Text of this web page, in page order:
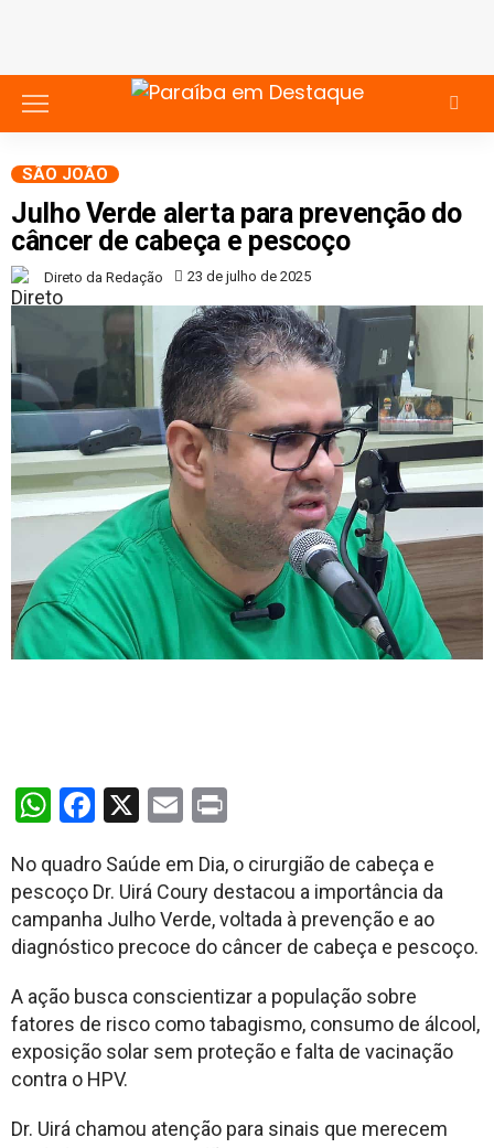
SÃO JOÃO
Julho Verde alerta para prevenção do
câncer de cabeça e pescoço
Direto da Redação 23 de julho de 2025
WhatsApp
Facebook
X Email
No quadro Saúde em Dia, o cirurgião de cabeça e
pescoço Dr. Uirá Coury destacou a importância da
campanha Julho Verde, voltada à prevenção e ao
diagnóstico precoce do câncer de cabeça e pescoço.
A ação busca conscientizar a população sobre
fatores de risco como tabagismo, consumo de álcool,
exposição solar sem proteção e falta de vacinação
contra o HPV.
Dr. Uirá chamou atenção para sinais que merecem